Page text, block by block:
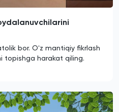
bor. Oʻz mantiqiy fikrlash
topishga harakat qiling.